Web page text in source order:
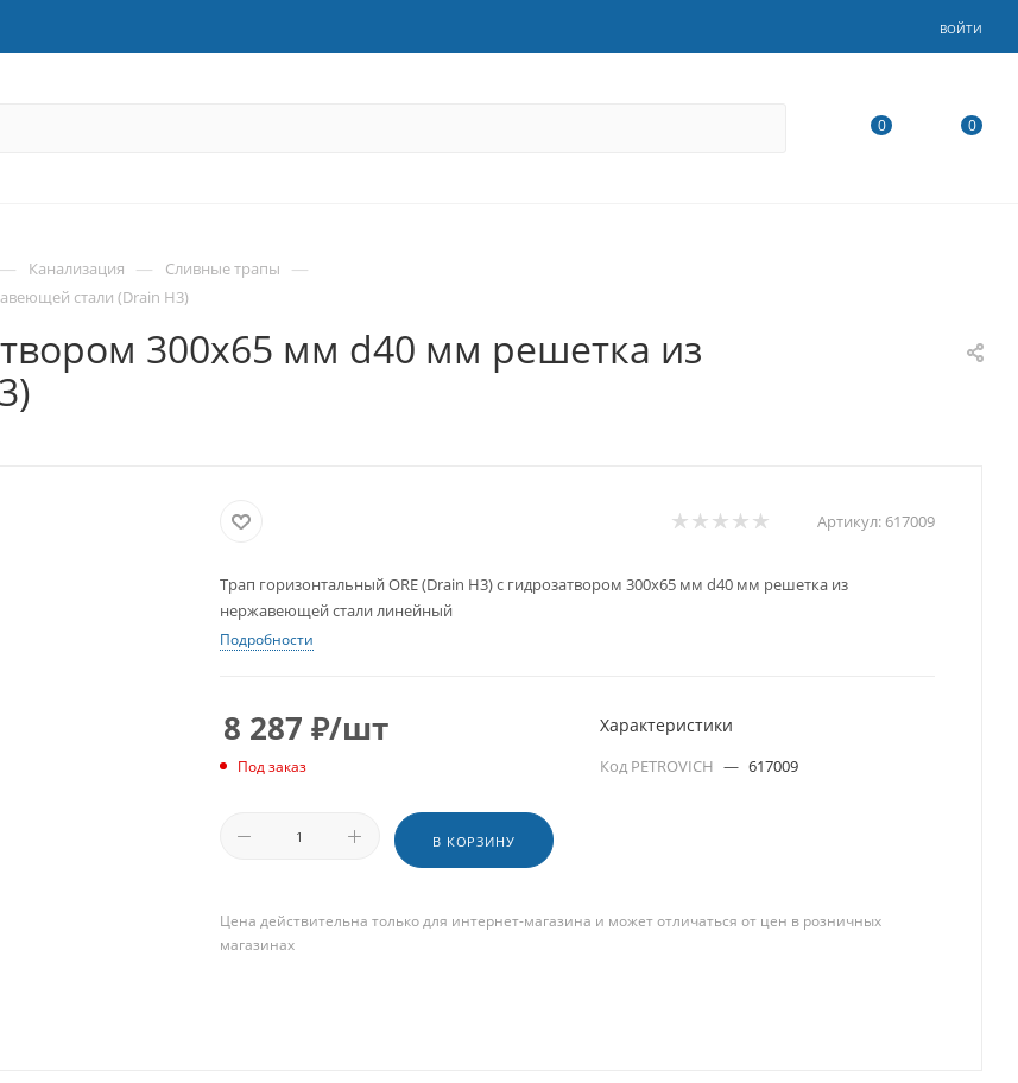
ВОЙТИ
0 0
— Канализация — Сливные трапы —
стали (Drain H3)
300х65 мм d40 мм решетка из
Артикул: 617009
Трап горизонтальный ORE (Drain H3) с гидрозатвором 300х65 мм d40 мм решетка из
нержавеющей стали линейный
Подробности
8 287 ₽/шт
Под заказ
В КОРЗИНУ
Характеристики
Код PETROVICH — 617009
Цена действительна только для интернет-магазина и может отличаться от цен в розничных
магазинах